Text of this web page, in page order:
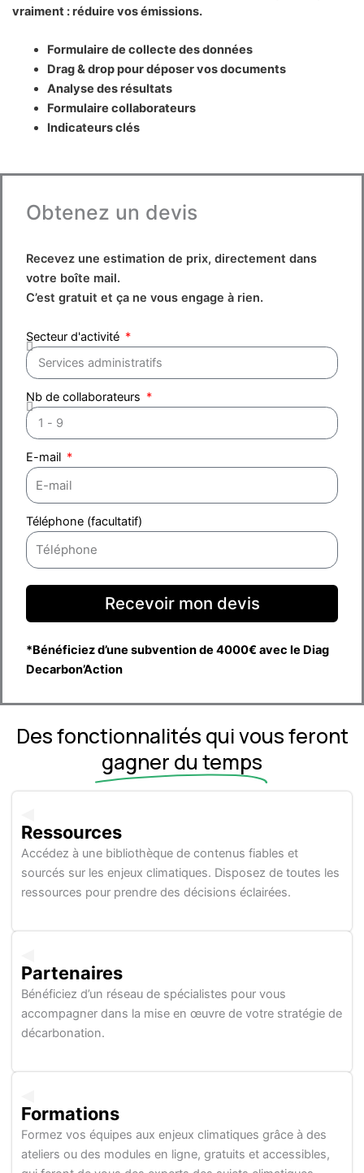
vraiment : réduire vos émissions.
Formulaire de collecte des données
Drag & drop pour déposer vos documents
Analyse des résultats
Formulaire collaborateurs
Indicateurs clés
Obtenez un devis
Recevez une estimation de prix, directement dans
votre boîte mail.
C’est gratuit et ça ne vous engage à rien.
Secteur d'activité
Nb de collaborateurs
E-mail
Téléphone (facultatif)
Recevoir mon devis
*Bénéficiez d’une subvention de 4000€ avec le Diag
Decarbon’Action
Des fonctionnalités qui vous feront
gagner du temps
Ressources
Accédez à une bibliothèque de contenus fiables et
sourcés sur les enjeux climatiques. Disposez de toutes les
ressources pour prendre des décisions éclairées.
Partenaires
Bénéficiez d’un réseau de spécialistes pour vous
accompagner dans la mise en œuvre de votre stratégie de
décarbonation.
Formations
Formez vos équipes aux enjeux climatiques grâce à des
ateliers ou des modules en ligne, gratuits et accessibles,